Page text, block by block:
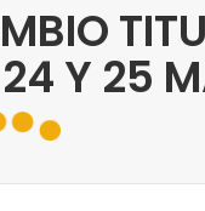
24 Y 25